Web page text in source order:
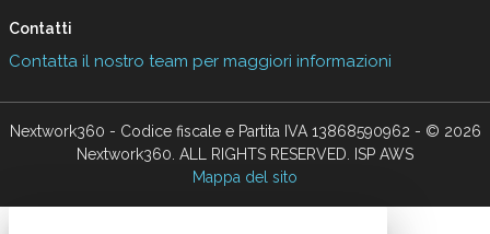
Contatti
Contatta il nostro team per maggiori informazioni
Nextwork360 - Codice fiscale e Partita IVA 13868590962 - © 2026
Nextwork360. ALL RIGHTS RESERVED. ISP AWS
Mappa del sito